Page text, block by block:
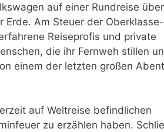
auf einer Rundreise
Erde. Am Steuer der Oberklasse-
Reiseprofis und private
die ihr Fernweh stillen
einem der letzten großen
auf Weltreise befindlichen
zu erzählen haben.